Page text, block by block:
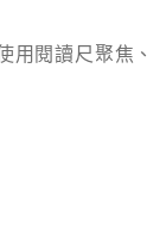
用閱讀尺聚